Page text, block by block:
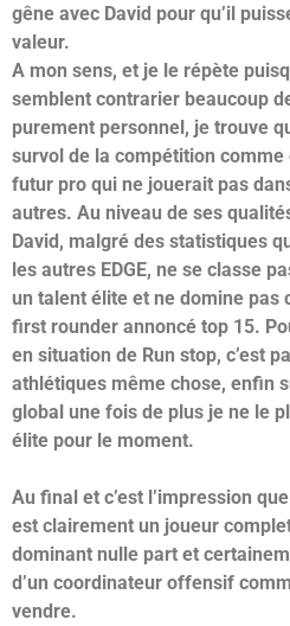
gêne avec David pour qu’il
valeur.
A mon sens, et je le répète
semblent contrarier beaucoup
purement personnel, je trouve
survol de la compétition comme
futur pro qui ne jouerait pas
autres. Au niveau de ses
David, malgré des statistiques
les autres EDGE, ne se classe
un talent élite et ne domine pas
first rounder annoncé top 15.
en situation de Run stop, c’est
athlétiques même chose, enfin
global une fois de plus je ne le
élite pour le moment.
Au final et c’est l’impression
est clairement un joueur
dominant nulle part et
d’un coordinateur offensif
vendre.